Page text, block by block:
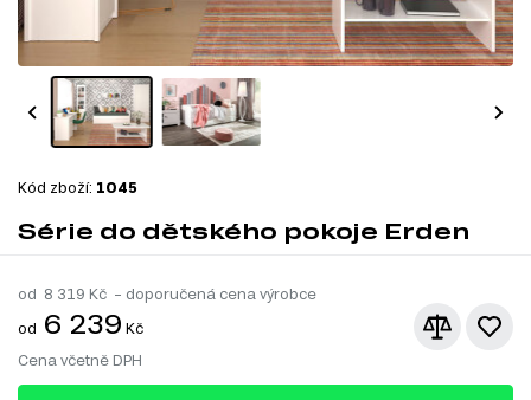
Kód zboží: 1045
Série do dětského pokoje Erden
od 8 319 Kč – doporučená cena výrobce
od 6 239 Kč
Cena včetně DPH